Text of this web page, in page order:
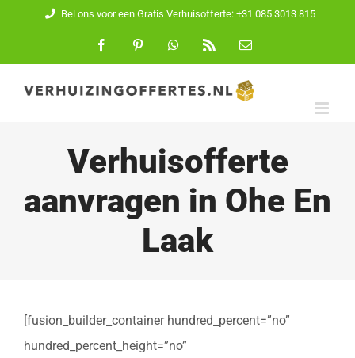
inhoud
Bel ons voor een Gratis Verhuisofferte: +31 085 3013 815
FacebookPinterest WhatsApp
E-
Verhuisofferte
aanvragen in Ohe En
Laak
[fusion_builder_container hundred_percent=”no”
hundred_percent_height=”no”